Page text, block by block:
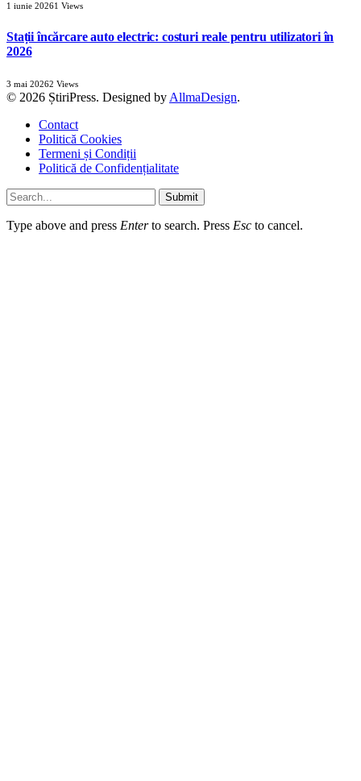
1 iunie 20261 Views
Stații încărcare auto electric: costuri reale pentru utilizatori în
2026
3 mai 20262 Views
© 2026 ȘtiriPress. Designed by AllmaDesign.
Contact
Politică Cookies
Termeni și Condiții
Politică de Confidențialitate
Submit
Type above and press Enterto search. Press Esc to cancel.